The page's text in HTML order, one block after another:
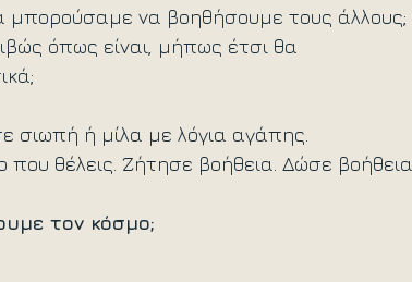
να βοηθήσουμε τους άλλους;
όπως είναι, μήπως έτσι θα
σιωπή ή μίλα με λόγια αγάπης.
θέλεις. Ζήτησε βοήθεια. Δώσε βοήθεια.
τον κόσμο;